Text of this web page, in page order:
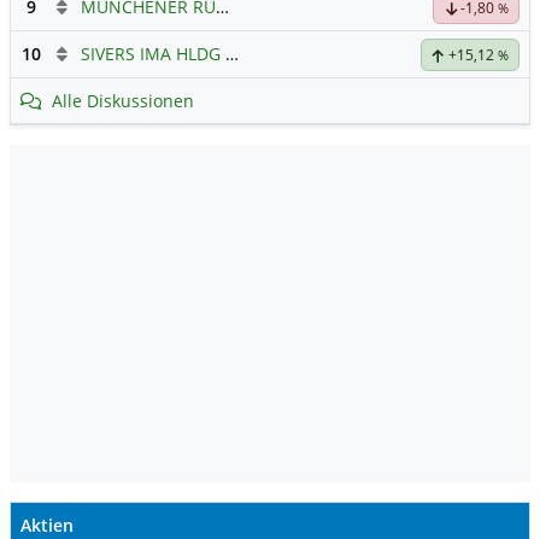
9 MÜNCHENER RÜCK -1,80 %
10 SIVERS IMA HLDG Hauptdiskussion +15,12 %
Alle Diskussionen
Aktien